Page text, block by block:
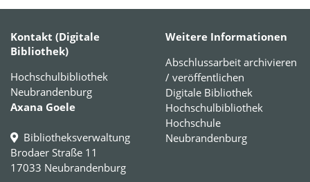
Kontakt (Digitale
Bibliothek)
Hochschulbibliothek
Neubrandenburg
Axana Goele
Bibliotheksverwaltung
Brodaer Straße 11
17033 Neubrandenburg
Weitere Informationen
Abschlussarbeit archivieren
/ veröffentlichen
Digitale Bibliothek
Hochschulbibliothek
Hochschule
Neubrandenburg